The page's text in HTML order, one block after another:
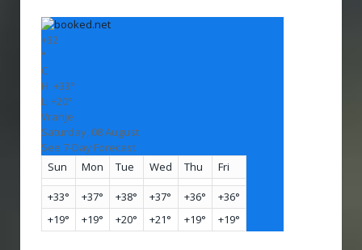
+32
°
C
H: +33°
L: +20°
Vranje
Saturday, 08 August
See 7-Day Forecast
Sun
Mon Tue Wed Thu Fri
+33° +37° +38° +37° +36° +36°
+19° +19° +20° +21° +19° +19°